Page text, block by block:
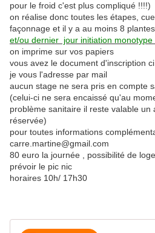
pour le froid c'est plus compliqué !!!!)
on réalise donc toutes les étapes,
façonnage et il y a au moins 8
et/ou dernier jour initiation monotype
on imprime sur vos papiers
vous avez le document d'inscription
je vous l'adresse par mail
aucun stage ne sera pris en compte
(celui-ci ne sera encaissé qu'au
problème sanitaire il reste valable
réservée)
pour toutes informations
carre.martine@gmail.com
80 euro la journée , possibilité de
prévoir le pic nic
horaires 10h/ 17h30